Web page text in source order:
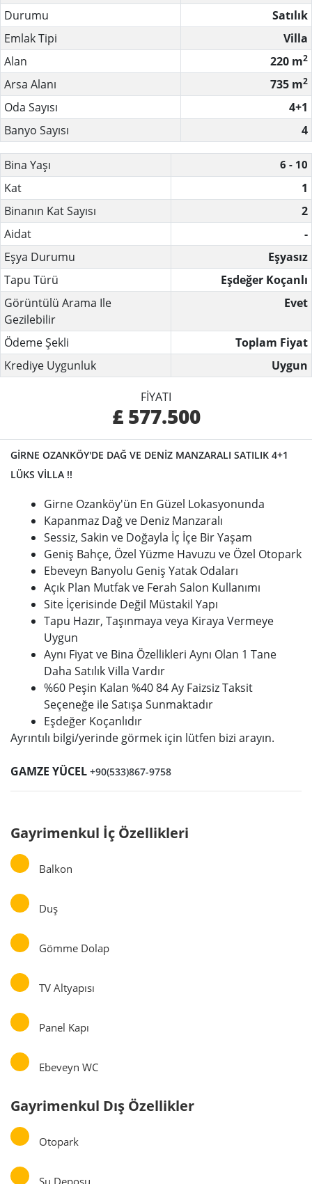
Durumu
Satılık
Emlak Tipi
Villa
Alan
220 m2
Arsa Alanı 735 m2
Oda Sayısı
4+1
Banyo Sayısı
4
Bina Yaşı 6 - 10
Kat
1
Binanın Kat Sayısı
2
Aidat
-
Eşya Durumu
Eşyasız
Tapu Türü
Eşdeğer Koçanlı
Görüntülü Arama Ile
Gezilebilir
Evet
Ödeme Şekli
Toplam Fiyat
Krediye Uygunluk
Uygun
FIYATI
£ 577.500
GİRNE OZANKÖY'DE DAĞ VE DENİZ MANZARALI SATILIK 4+1
LÜKS VİLLA !!
Girne Ozanköy'ün En Güzel Lokasyonunda
Kapanmaz Dağ ve Deniz Manzaralı
Sessiz, Sakin ve Doğayla İç İçe Bir Yaşam
Geniş Bahçe, Özel Yüzme Havuzu ve Özel Otopark
Ebeveyn Banyolu Geniş Yatak Odaları
Açık Plan Mutfak ve Ferah Salon Kullanımı
Site İçerisinde Değil Müstakil Yapı
Tapu Hazır, Taşınmaya veya Kiraya Vermeye
Uygun
Aynı Fiyat ve Bina Özellikleri Aynı Olan 1 Tane
Daha Satılık Villa Vardır
%60 Peşin Kalan %40 84 Ay Faizsiz Taksit
Seçeneğe ile Satışa Sunmaktadır
Eşdeğer Koçanlıdır
Ayrıntılı bilgi/yerinde görmek için lütfen bizi arayın.
GAMZE YÜCEL +90(533)867-9758
Gayrimenkul İç Özellikleri
Balkon
Duş
Gömme Dolap
TV Altyapısı
Panel Kapı
Ebeveyn WC
Gayrimenkul Dış Özellikler
Otopark